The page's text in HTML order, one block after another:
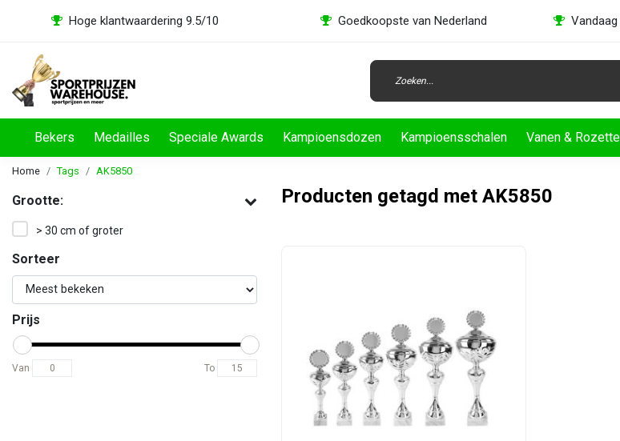
Hoge klantwaardering 9.5/10 Goedkoopste van Nederland
Bekers Medailles Speciale Awards Kampioensdozen Kampioensschalen Vanen &
Home Tags AK5850
Grootte:
> 30 cm of groter
Sorteer
Prijs
Van To
Producten getagd met AK5850